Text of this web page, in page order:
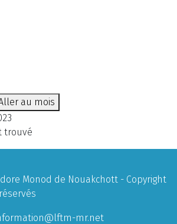
au mois
trouvé
Monod de Nouakchott - Copyright
mr.net